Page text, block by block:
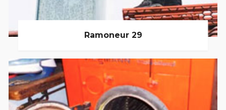
Ramoneur 29